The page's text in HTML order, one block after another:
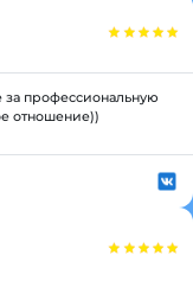
профессиональную
отношение))